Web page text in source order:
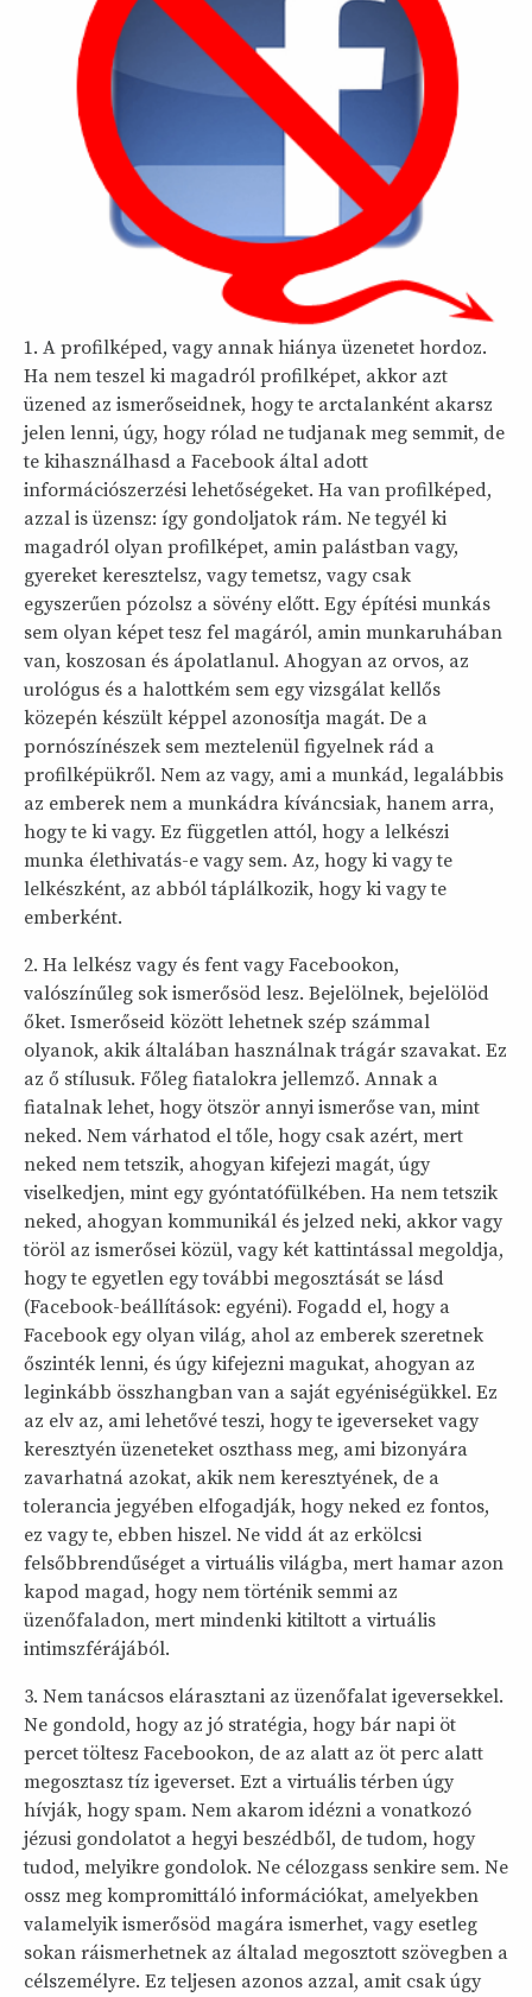
1. A profilképed, vagy annak hiánya üzenetet hordoz.
Ha nem teszel ki magadról profilképet, akkor azt
üzened az ismerőseidnek, hogy te arctalanként akarsz
jelen lenni, úgy, hogy rólad ne tudjanak meg semmit, de
te kihasználhasd a Facebook által adott
információszerzési lehetőségeket. Ha van profilképed,
azzal is üzensz: így gondoljatok rám. Ne tegyél ki
magadról olyan profilképet, amin palástban vagy,
gyereket keresztelsz, vagy temetsz, vagy csak
egyszerűen pózolsz a sövény előtt. Egy építési munkás
sem olyan képet tesz fel magáról, amin munkaruhában
van, koszosan és ápolatlanul. Ahogyan az orvos, az
urológus és a halottkém sem egy vizsgálat kellős
közepén készült képpel azonosítja magát. De a
pornószínészek sem meztelenül figyelnek rád a
profilképükről. Nem az vagy, ami a munkád, legalábbis
az emberek nem a munkádra kíváncsiak, hanem arra,
hogy te ki vagy. Ez független attól, hogy a lelkészi
munka élethivatás-e vagy sem. Az, hogy ki vagy te
lelkészként, az abból táplálkozik, hogy ki vagy te
emberként.
2. Ha lelkész vagy és fent vagy Facebookon,
valószínűleg sok ismerősöd lesz. Bejelölnek, bejelölöd
őket. Ismerőseid között lehetnek szép számmal
olyanok, akik általában használnak trágár szavakat. Ez
az ő stílusuk. Főleg fiatalokra jellemző. Annak a
fiatalnak lehet, hogy ötször annyi ismerőse van, mint
neked. Nem várhatod el tőle, hogy csak azért, mert
neked nem tetszik, ahogyan kifejezi magát, úgy
viselkedjen, mint egy gyóntatófülkében. Ha nem tetszik
neked, ahogyan kommunikál és jelzed neki, akkor vagy
töröl az ismerősei közül, vagy két kattintással megoldja,
hogy te egyetlen egy további megosztását se lásd
(Facebook-beállítások: egyéni). Fogadd el, hogy a
Facebook egy olyan világ, ahol az emberek szeretnek
őszinték lenni, és úgy kifejezni magukat, ahogyan az
leginkább összhangban van a saját egyéniségükkel. Ez
az elv az, ami lehetővé teszi, hogy te igeverseket vagy
keresztyén üzeneteket oszthass meg, ami bizonyára
zavarhatná azokat, akik nem keresztyének, de a
tolerancia jegyében elfogadják, hogy neked ez fontos,
ez vagy te, ebben hiszel. Ne vidd át az erkölcsi
felsőbbrendűséget a virtuális világba, mert hamar azon
kapod magad, hogy nem történik semmi az
üzenőfaladon, mert mindenki kitiltott a virtuális
intimszférájából.
3. Nem tanácsos elárasztani az üzenőfalat igeversekkel.
Ne gondold, hogy az jó stratégia, hogy bár napi öt
percet töltesz Facebookon, de az alatt az öt perc alatt
megosztasz tíz igeverset. Ezt a virtuális térben úgy
hívják, hogy spam. Nem akarom idézni a vonatkozó
jézusi gondolatot a hegyi beszédből, de tudom, hogy
tudod, melyikre gondolok. Ne célozgass senkire sem. Ne
ossz meg kompromittáló információkat, amelyekben
valamelyik ismerősöd magára ismerhet, vagy esetleg
sokan ráismerhetnek az általad megosztott szövegben a
célszemélyre. Ez teljesen azonos azzal, amit csak úgy